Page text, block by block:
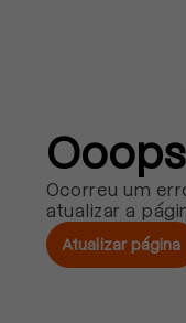
Ocorreu um
atualizar a
Atualizar página